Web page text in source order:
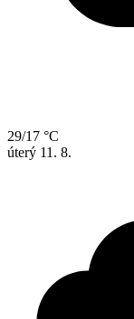
29/17 °C
úterý 11. 8.